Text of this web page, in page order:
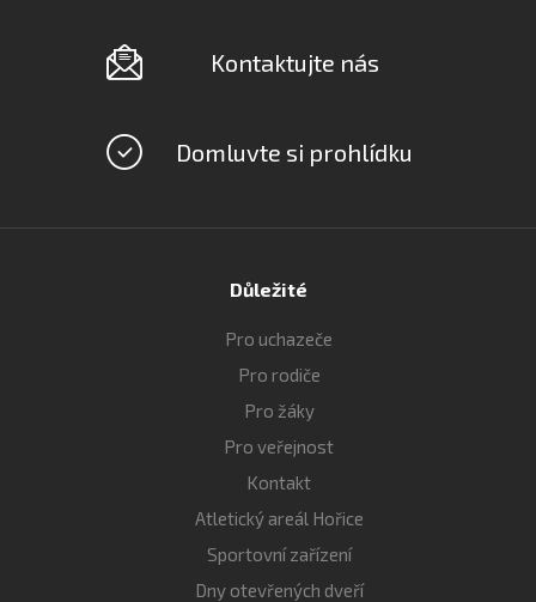
Kontaktujte nás
Domluvte si prohlídku
Důležité
Pro uchazeče
Pro rodiče
Pro žáky
Pro veřejnost
Kontakt
Atletický areál Hořice
Sportovní zařízení
Dny otevřených dveří